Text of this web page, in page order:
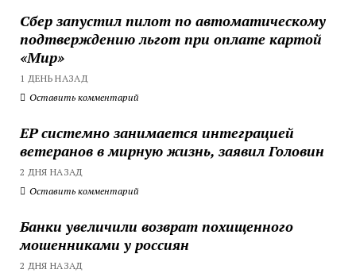
Сбер запустил пилот по автоматическому
подтверждению льгот при оплате картой
«Мир»
1 ДЕНЬ НАЗАД
Оставить комментарий
ЕР системно занимается интеграцией
ветеранов в мирную жизнь, заявил Головин
2 ДНЯ НАЗАД
Оставить комментарий
Банки увеличили возврат похищенного
мошенниками у россиян
2 ДНЯ НАЗАД